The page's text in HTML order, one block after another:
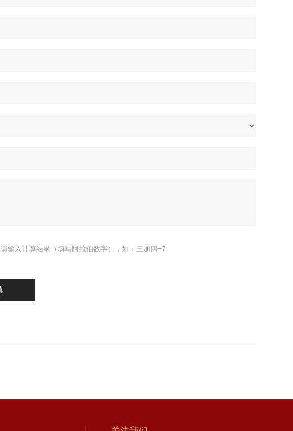
请输入计算结果（填写阿拉伯数字），如：三加四=7